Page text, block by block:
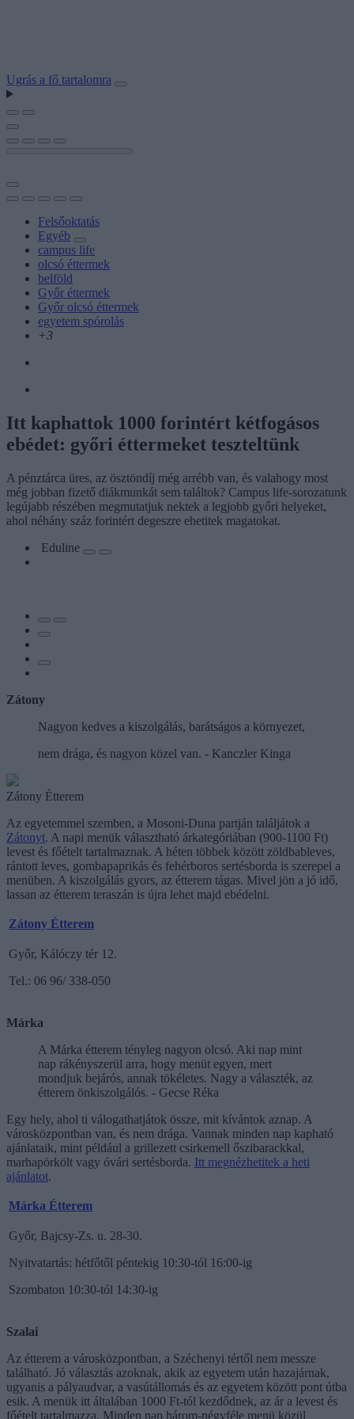
Ugrás a fő tartalomra
Felsőoktatás
Egyéb
campus life
olcsó éttermek
belföld
Győr éttermek
Győr olcsó éttermek
egyetem spórolás
+3
Itt kaphattok 1000 forintért kétfogásos
ebédet: győri éttermeket teszteltünk
A pénztárca üres, az ösztöndíj még arrébb van, és valahogy most
még jobban fizető diákmunkát sem találtok? Campus life-sorozatunk
legújabb részében megmutatjuk nektek a legjobb győri helyeket,
ahol néhány száz forintért degeszre ehetitek magatokat.
Eduline
Zátony
Nagyon kedves a kiszolgálás, barátságos a környezet,
nem drága, és nagyon közel van. - Kanczler Kinga
Zátony Étterem
Az egyetemmel szemben, a Mosoni-Duna partján találjátok a
Zátonyt. A napi menük választható árkategóriában (900-1100 Ft)
levest és főételt tartalmaznak. A héten többek között zöldbableves,
rántott leves, gombapaprikás és fehérboros sertésborda is szerepel a
menüben. A kiszolgálás gyors, az étterem tágas. Mivel jön a jó idő,
lassan az étterem teraszán is újra lehet majd ebédelni.
Zátony Étterem
Győr, Kálóczy tér 12.
Tel.: 06 96/ 338-050
Márka
A Márka étterem tényleg nagyon olcsó. Aki nap mint
nap rákényszerül arra, hogy menüt egyen, mert
mondjuk bejárós, annak tökéletes. Nagy a választék, az
étterem önkiszolgálós. - Gecse Réka
Egy hely, ahol ti válogathatjátok össze, mit kívántok aznap. A
városközpontban van, és nem drága. Vannak minden nap kapható
ajánlataik, mint például a grillezett csirkemell őszibarackkal,
marhapörkölt vagy óvári sertésborda. Itt megnézhetitek a heti
ajánlatot.
Márka Étterem
Győr, Bajcsy-Zs. u. 28-30.
Nyitvatartás: hétfőtől péntekig 10:30-tól 16:00-ig
Szombaton 10:30-tól 14:30-ig
Szalai
Az étterem a városközpontban, a Széchenyi tértől nem messze
található. Jó választás azoknak, akik az egyetem után hazajárnak,
ugyanis a pályaudvar, a vasútállomás és az egyetem között pont útba
esik. A menük itt általában 1000 Ft-tól kezdődnek, az ár a levest és
főételt tartalmazza. Minden nap három-négyféle menü közül